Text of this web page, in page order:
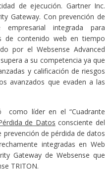
de ejecución. Gartner Inc.
Gateway. Con prevención de
integrada para
de contenido web en tiempo
por el Websense Advanced
a su competencia ya que
y calificación de riesgos
avanzados que evaden a las
como líder en el “Cuadrante
de Datos consciente del
prevención de pérdida de datos
integradas en Web
Gateway de Websense que
TRITON.